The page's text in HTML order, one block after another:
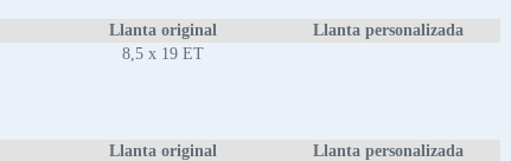
Llanta original
Llanta personalizada
8,5 x 19 ET
Llanta original
Llanta personalizada